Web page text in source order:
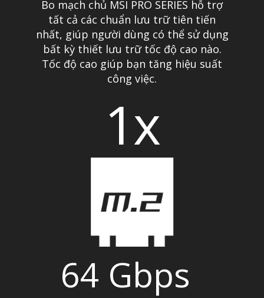
Bo mạch chủ MSI PRO SERIES hỗ trợ
tất cả các chuẩn lưu trữ tiên tiến
nhất, giúp người dùng có thể sử dụng
bất kỳ thiết lưu trữ tốc độ cao nào.
Tốc độ cao giúp bạn tăng hiệu suất
công việc.
1x
64 Gbps